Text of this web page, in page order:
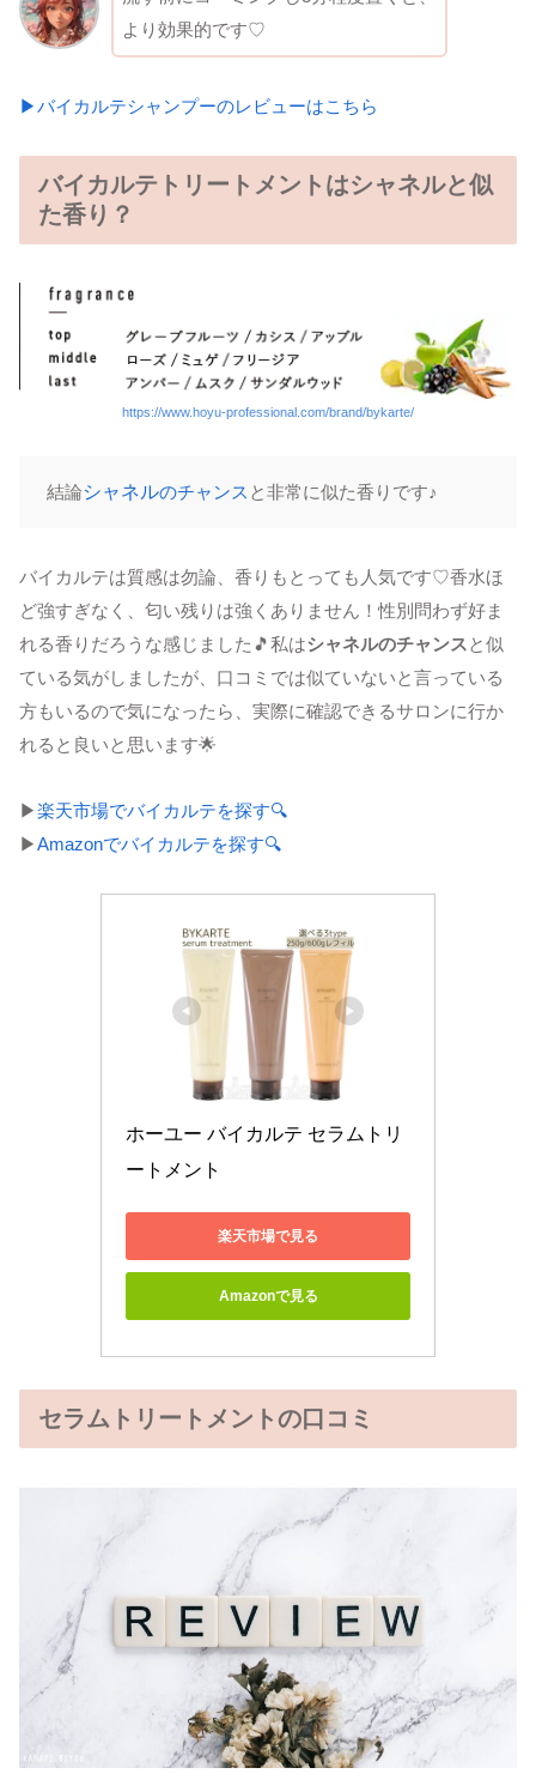
より効果的です♡
▶バイカルテシャンプーのレビューはこちら
バイカルテトリートメントはシャネルと似
た香り？
https://www.hoyu-professional.com/brand/bykarte/
結論シャネルのチャンス と非常に似た香りです♪
バイカルテは質感は勿論、香りもとっても人気です♡香水ほ
ど強すぎなく、匂い残りは強くありません！性別問わず好ま
れる香りだろうな感じました🎵私はシャネルのチャンスと似
ている気がしましたが、口コミでは似ていないと言っている
方もいるので気になったら、実際に確認できるサロンに行か
れると良いと思います🌟
▶楽天市場でバイカルテを探す🔍
▶Amazonでバイカルテを探す🔍
ホーユー バイカルテ セラムトリ
ートメント
楽天市場で見る
Amazonで見る
セラムトリートメントの口コミ